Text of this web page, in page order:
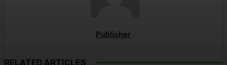
Publisher
RELATED ARTICLES